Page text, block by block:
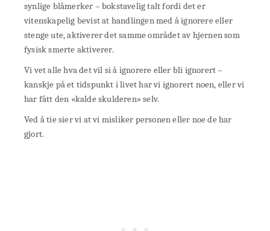
synlige blåmerker – bokstavelig talt fordi det er
vitenskapelig bevist at handlingen med å ignorere eller
stenge ute, aktiverer det samme området av hjernen som
fysisk smerte aktiverer.
Vi vet alle hva det vil si å ignorere eller bli ignorert –
kanskje på et tidspunkt i livet har vi ignorert noen, eller vi
har fått den «kalde skulderen» selv.
Ved å tie sier vi at vi misliker personen eller noe de har
gjort.